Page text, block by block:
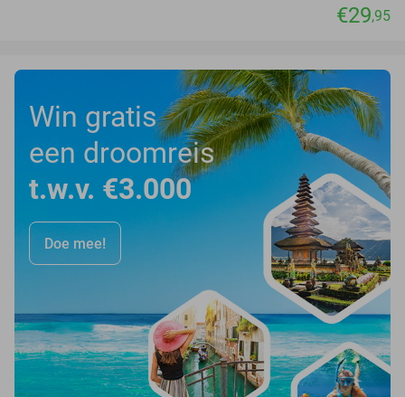
€29,95
Win gratis
een droomreis
t.w.v. €3.000
Doe mee!